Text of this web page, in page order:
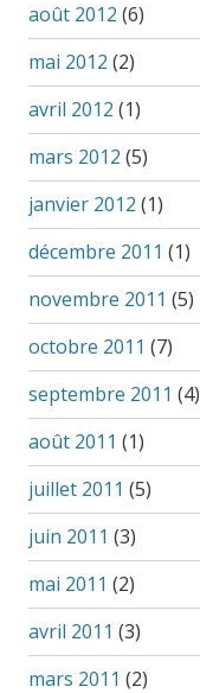
août 2012 (6)
mai 2012 (2)
avril 2012 (1)
mars 2012 (5)
janvier 2012 (1)
décembre 2011 (1)
novembre 2011 (5)
octobre 2011 (7)
septembre 2011 (4)
août 2011 (1)
juillet 2011 (5)
juin 2011 (3)
mai 2011 (2)
avril 2011 (3)
mars 2011 (2)